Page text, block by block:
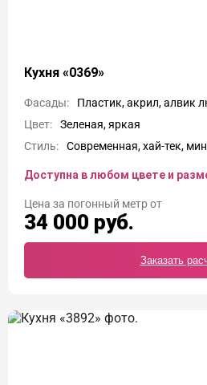
Кухня «0369»
Фасады:
Пластик, акрил, алвик
Цвет:
Зеленая, яркая
Стиль:
Современная, хай-тек,
Доступна в любом цвете и
Цена
34 000 руб.
Заказать